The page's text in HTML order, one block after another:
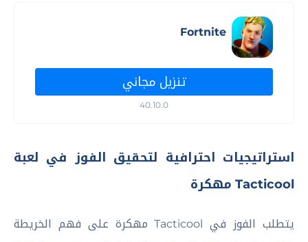
Fortnite
تنزيل مجاني
40.10.0
استراتيجيات احترافية لتحقيق الفوز في لعبة
Tacticool مهكرة
يتطلب الفوز في Tacticool مهكرة على فهم الخريطة